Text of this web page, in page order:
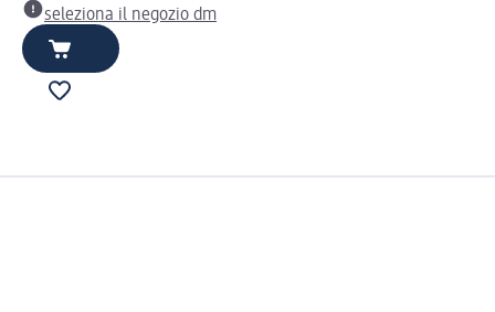
seleziona il negozio dm